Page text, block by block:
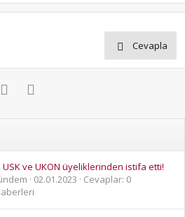
Cevapla
WhatsApp
ve UKON üyeliklerinden istifa etti!
02.01.2023
Cevaplar: 0